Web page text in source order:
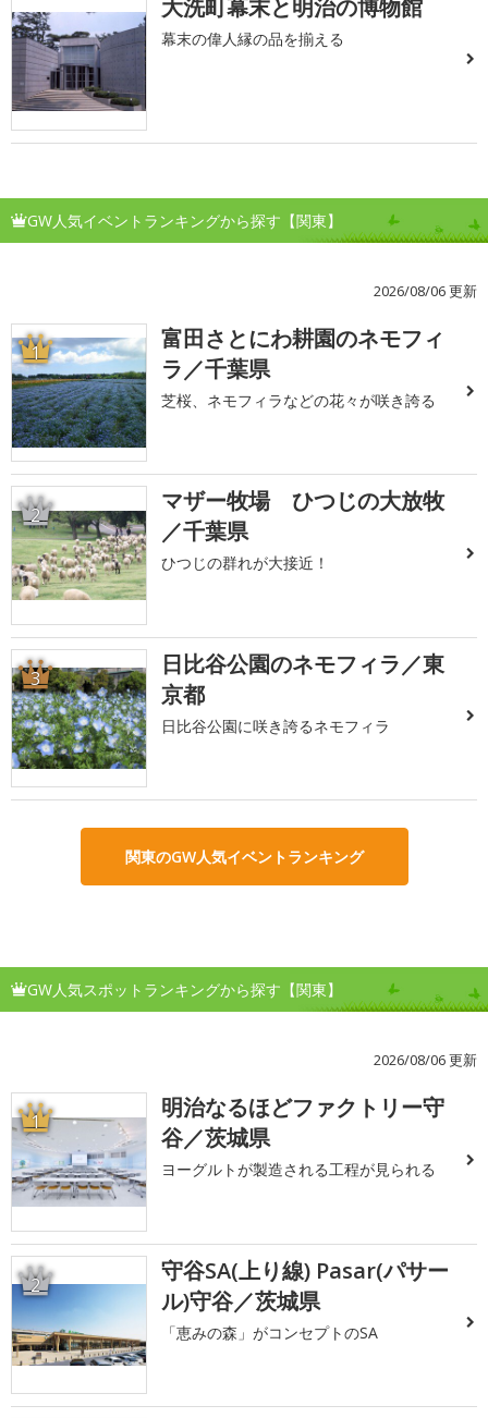
大洗町幕末と明治の博物館
幕末の偉人縁の品を揃える
GW人気イベントランキングから探す【関東】
2026/08/06 更新
1
富田さとにわ耕園のネモフィ
ラ／千葉県
芝桜、ネモフィラなどの花々が咲き誇る
2
マザー牧場 ひつじの大放牧
／千葉県
ひつじの群れが大接近！
3
日比谷公園のネモフィラ／東
京都
日比谷公園に咲き誇るネモフィラ
関東のGW人気イベントランキング
GW人気スポットランキングから探す【関東】
2026/08/06 更新
1
明治なるほどファクトリー守
谷／茨城県
ヨーグルトが製造される工程が見られる
2
守谷SA(上り線) Pasar(パサー
ル)守谷／茨城県
「恵みの森」がコンセプトのSA